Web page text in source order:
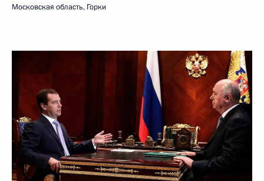
Московская область, Горки